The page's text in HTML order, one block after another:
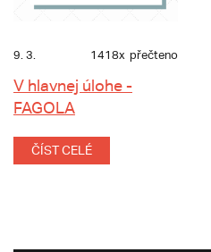
9. 3. 1418x přečteno
V hlavnej úlohe -
FAGOLA
ČÍST CELÉ